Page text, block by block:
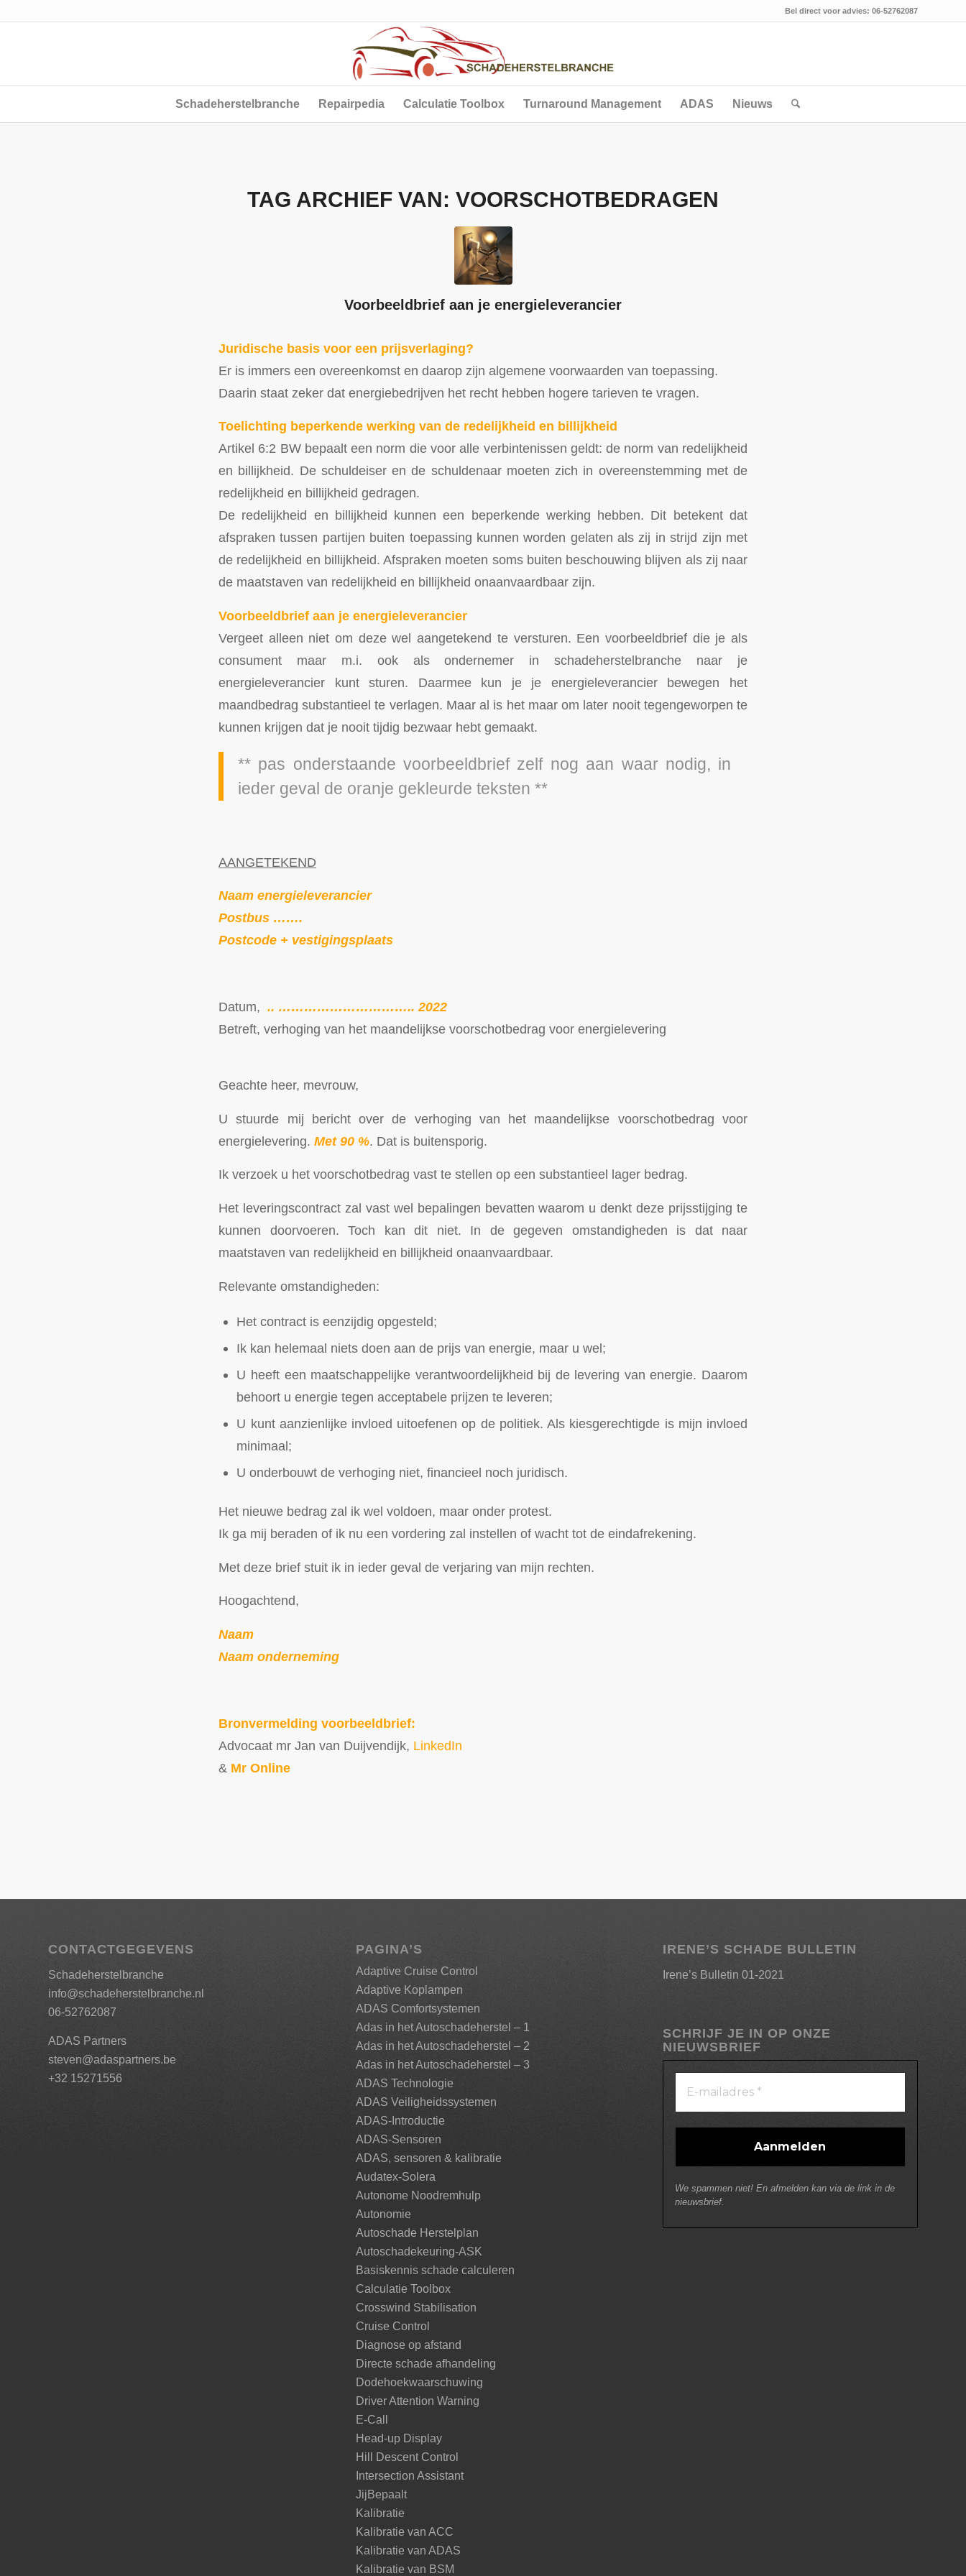
Bel direct voor advies: 06-52762087
Schadeherstelbranche Repairpedia Calculatie Toolbox Turnaround Management ADAS Nieuws
TAG ARCHIEF VAN: VOORSCHOTBEDRAGEN
Voorbeeldbrief aan je energieleverancier
Juridische basis voor een prijsverlaging?
Er is immers een overeenkomst en daarop zijn algemene voorwaarden van toepassing.
Daarin staat zeker dat energiebedrijven het recht hebben hogere tarieven te vragen.
Toelichting beperkende werking van de redelijkheid en billijkheid
Artikel 6:2 BW bepaalt een norm die voor alle verbintenissen geldt: de norm van redelijkheid
en billijkheid. De schuldeiser en de schuldenaar moeten zich in overeenstemming met de
redelijkheid en billijkheid gedragen.
De redelijkheid en billijkheid kunnen een beperkende werking hebben. Dit betekent dat
afspraken tussen partijen buiten toepassing kunnen worden gelaten als zij in strijd zijn met
de redelijkheid en billijkheid. Afspraken moeten soms buiten beschouwing blijven als zij naar
de maatstaven van redelijkheid en billijkheid onaanvaardbaar zijn.
Voorbeeldbrief aan je energieleverancier
Vergeet alleen niet om deze wel aangetekend te versturen. Een voorbeeldbrief die je als
consument maar m.i. ook als ondernemer in schadeherstelbranche naar je
energieleverancier kunt sturen. Daarmee kun je je energieleverancier bewegen het
maandbedrag substantieel te verlagen. Maar al is het maar om later nooit tegengeworpen te
kunnen krijgen dat je nooit tijdig bezwaar hebt gemaakt.
** pas onderstaande voorbeeldbrief zelf nog aan waar nodig, in
ieder geval de oranje gekleurde teksten **
AANGETEKEND
Naam energieleverancier
Postbus …….
Postcode + vestigingsplaats
Datum, .. ………………………….. 2022
Betreft, verhoging van het maandelijkse voorschotbedrag voor energielevering
Geachte heer, mevrouw,
U stuurde mij bericht over de verhoging van het maandelijkse voorschotbedrag voor
energielevering. Met 90 %. Dat is buitensporig.
Ik verzoek u het voorschotbedrag vast te stellen op een substantieel lager bedrag.
Het leveringscontract zal vast wel bepalingen bevatten waarom u denkt deze prijsstijging te
kunnen doorvoeren. Toch kan dit niet. In de gegeven omstandigheden is dat naar
maatstaven van redelijkheid en billijkheid onaanvaardbaar.
Relevante omstandigheden:
Het contract is eenzijdig opgesteld;
Ik kan helemaal niets doen aan de prijs van energie, maar u wel;
U heeft een maatschappelijke verantwoordelijkheid bij de levering van energie. Daarom
behoort u energie tegen acceptabele prijzen te leveren;
U kunt aanzienlijke invloed uitoefenen op de politiek. Als kiesgerechtigde is mijn invloed
minimaal;
U onderbouwt de verhoging niet, financieel noch juridisch.
Het nieuwe bedrag zal ik wel voldoen, maar onder protest.
Ik ga mij beraden of ik nu een vordering zal instellen of wacht tot de eindafrekening.
Met deze brief stuit ik in ieder geval de verjaring van mijn rechten.
Hoogachtend,
Naam
Naam onderneming
Bronvermelding voorbeeldbrief:
Advocaat mr Jan van Duijvendijk, LinkedIn
& Mr Online
CONTACTGEGEVENS
Schadeherstelbranche
info@schadeherstelbranche.nl
06-52762087
ADAS Partners
steven@adaspartners.be
+32 15271556
PAGINA’S
Adaptive Cruise Control
Adaptive Koplampen
ADAS Comfortsystemen
Adas in het Autoschadeherstel – 1
Adas in het Autoschadeherstel – 2
Adas in het Autoschadeherstel – 3
ADAS Technologie
ADAS Veiligheidssystemen
ADAS-Introductie
ADAS-Sensoren
ADAS, sensoren & kalibratie
Audatex-Solera
Autonome Noodremhulp
Autonomie
Autoschade Herstelplan
Autoschadekeuring-ASK
Basiskennis schade calculeren
Calculatie Toolbox
Crosswind Stabilisation
Cruise Control
Diagnose op afstand
Directe schade afhandeling
Dodehoekwaarschuwing
Driver Attention Warning
E-Call
Head-up Display
Hill Descent Control
Intersection Assistant
JijBepaalt
Kalibratie
Kalibratie van ACC
Kalibratie van ADAS
Kalibratie van BSM
IRENE’S SCHADE BULLETIN
Irene’s Bulletin 01-2021
SCHRIJF JE IN OP ONZE
NIEUWSBRIEF
We spammen niet! En afmelden kan via de link in de
nieuwsbrief.